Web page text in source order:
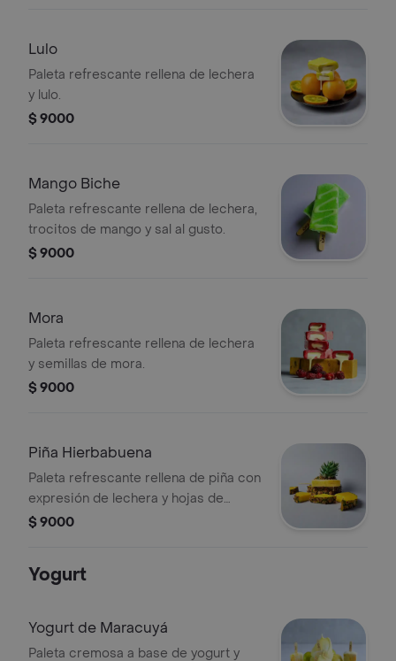
Lulo
Paleta refrescante rellena de lechera
y lulo.
$ 9000
Mango Biche
Paleta refrescante rellena de lechera,
trocitos de mango y sal al gusto.
$ 9000
Mora
Paleta refrescante rellena de lechera
y semillas de mora.
$ 9000
Piña Hierbabuena
Paleta refrescante rellena de piña con
expresión de lechera y hojas de
hierbabuena.
$ 9000
Yogurt
Yogurt de Maracuyá
Paleta cremosa a base de yogurt y